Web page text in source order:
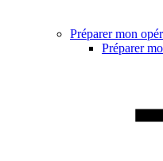
Préparer mon
Préparer